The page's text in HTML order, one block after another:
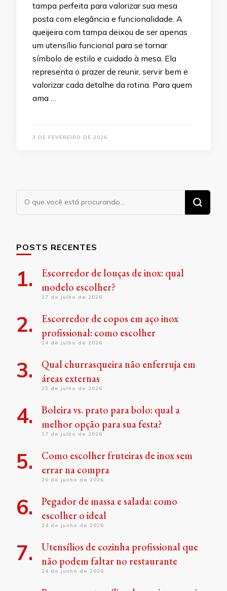
tampa perfeita para valorizar sua mesa
posta com elegância e funcionalidade. A
queijeira com tampa deixou de ser apenas
um utensílio funcional para se tornar
símbolo de estilo e cuidado à mesa. Ela
representa o prazer de reunir, servir bem e
valorizar cada detalhe da rotina. Para quem
ama …
3 DE FEVEREIRO DE 2026
Procurando
algo?
POSTS RECENTES
Escorredor de louças de inox: qual
modelo escolher?
27 de julho de 2026
Escorredor de copos em aço inox
profissional: como escolher
24 de julho de 2026
Qual churrasqueira não enferruja em
áreas externas
23 de julho de 2026
Boleira vs. prato para bolo: qual a
melhor opção para sua festa?
17 de julho de 2026
Como escolher fruteiras de inox sem
errar na compra
26 de junho de 2026
Pegador de massa e salada: como
escolher o ideal
24 de junho de 2026
Utensílios de cozinha profissional que
não podem faltar no restaurante
24 de junho de 2026